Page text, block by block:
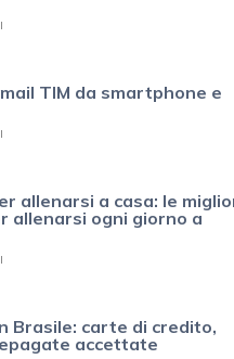
TIM da smartphone e
allenarsi a casa: le
allenarsi ogni giorno a
Brasile: carte di credito,
accettate